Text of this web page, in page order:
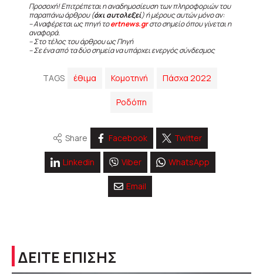
Προσοχή! Επιτρέπεται η αναδημοσίευση των πληροφοριών του
παραπάνω άρθρου (όχι αυτολεξεί) ή μέρους αυτών μόνο αν:
– Αναφέρεται ως πηγή τοertnews.grστο σημείο όπου γίνεται η
αναφορά.
– Στο τέλος του άρθρου ως Πηγή
– Σε ένα από τα δύο σημεία να υπάρχει ενεργός σύνδεσμος
TAGS έθιμα Κομοτηνή Πάσχα 2022
Ροδόπη
Share Facebook Twitter
Linkedin Viber WhatsApp
Email
ΔΕΙΤΕ ΕΠΙΣΗΣ